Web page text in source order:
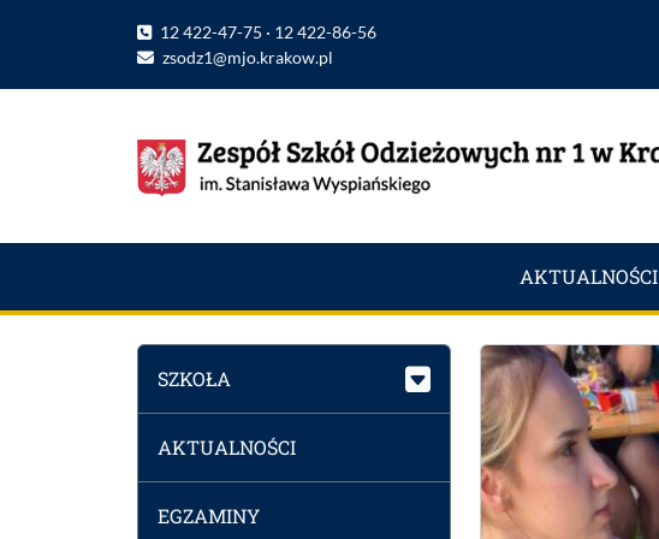
12 422-47-75 · 12 422-86-56
zsodz1@mjo.krakow.pl
AKTUALNOŚCI
SZKOŁA
AKTUALNOŚCI
EGZAMINY